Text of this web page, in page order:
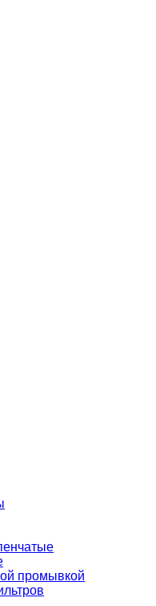
промывкой